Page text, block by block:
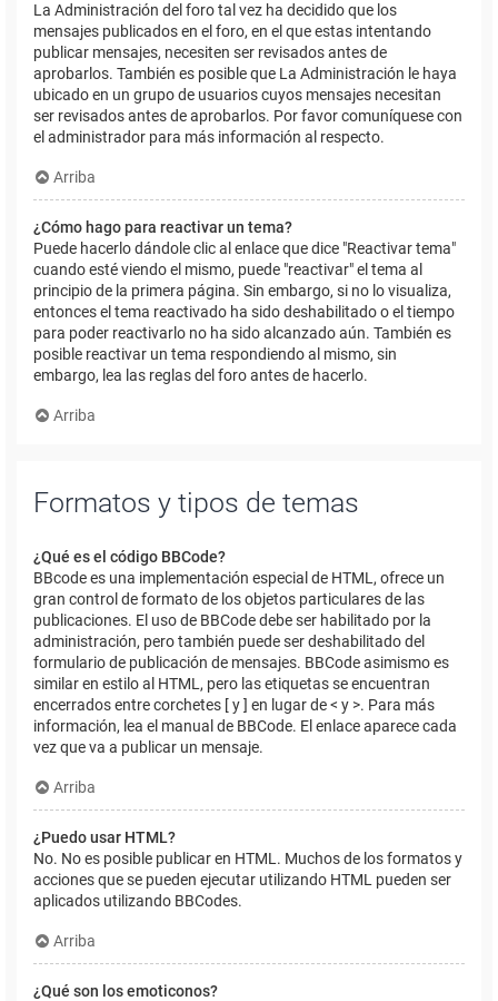
La Administración del foro tal vez ha decidido que los
mensajes publicados en el foro, en el que estas intentando
publicar mensajes, necesiten ser revisados antes de
aprobarlos. También es posible que La Administración le haya
ubicado en un grupo de usuarios cuyos mensajes necesitan
ser revisados antes de aprobarlos. Por favor comuníquese con
el administrador para más información al respecto.
Arriba
¿Cómo hago para reactivar un tema?
Puede hacerlo dándole clic al enlace que dice "Reactivar tema"
cuando esté viendo el mismo, puede "reactivar" el tema al
principio de la primera página. Sin embargo, si no lo visualiza,
entonces el tema reactivado ha sido deshabilitado o el tiempo
para poder reactivarlo no ha sido alcanzado aún. También es
posible reactivar un tema respondiendo al mismo, sin
embargo, lea las reglas del foro antes de hacerlo.
Arriba
Formatos y tipos de temas
¿Qué es el código BBCode?
BBcode es una implementación especial de HTML, ofrece un
gran control de formato de los objetos particulares de las
publicaciones. El uso de BBCode debe ser habilitado por la
administración, pero también puede ser deshabilitado del
formulario de publicación de mensajes. BBCode asimismo es
similar en estilo al HTML, pero las etiquetas se encuentran
encerrados entre corchetes [ y ] en lugar de < y >. Para más
información, lea el manual de BBCode. El enlace aparece cada
vez que va a publicar un mensaje.
Arriba
¿Puedo usar HTML?
No. No es posible publicar en HTML. Muchos de los formatos y
acciones que se pueden ejecutar utilizando HTML pueden ser
aplicados utilizando BBCodes.
Arriba
¿Qué son los emoticonos?